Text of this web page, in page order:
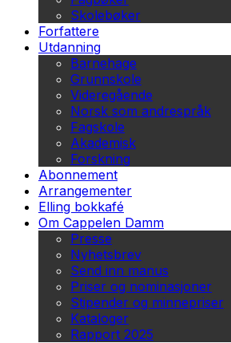
Skolebøker
Forfattere
Utdanning
Barnehage
Grunnskole
Videregående
Norsk som andrespråk
Fagskole
Akademisk
Forskning
Abonnement
Arrangementer
Elling bokkafé
Om Cappelen Damm
Presse
Nyhetsbrev
Send inn manus
Priser og nominasjoner
Stipender og minnepriser
Kataloger
Rapport 2025